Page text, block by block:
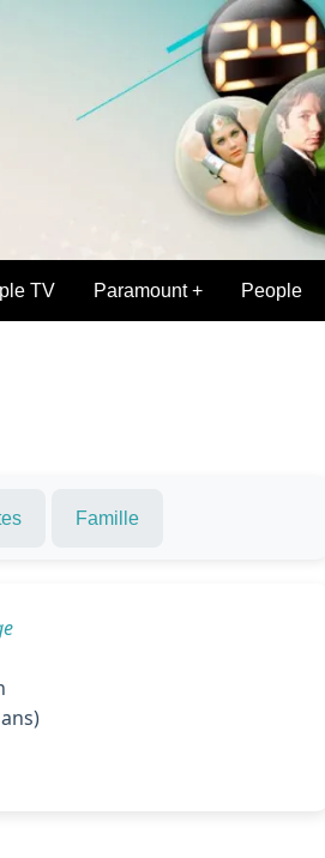
TV Paramount + People
Famille